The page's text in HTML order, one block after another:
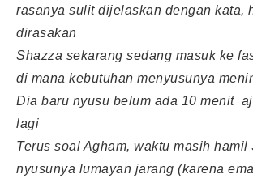
rasanya sulit dijelaskan dengan kata,
dirasakan
Shazza sekarang sedang masuk ke
di mana kebutuhan menyusunya
Dia baru nyusu belum ada 10 menit
lagi
Terus soal Agham, waktu masih hamil
nyusunya lumayan jarang (karena